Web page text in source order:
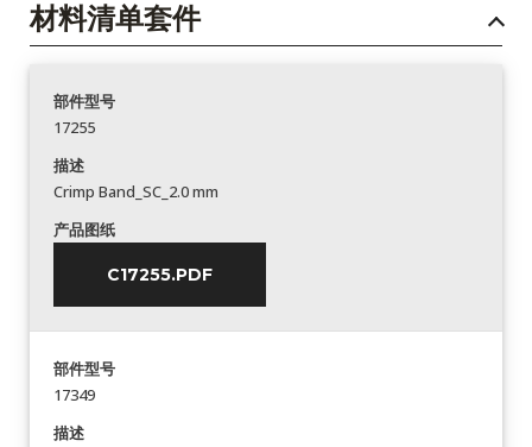
材料清单套件
部件型号
17255
描述
Crimp Band_SC_2.0 mm
产品图纸
C17255.PDF
部件型号
17349
描述